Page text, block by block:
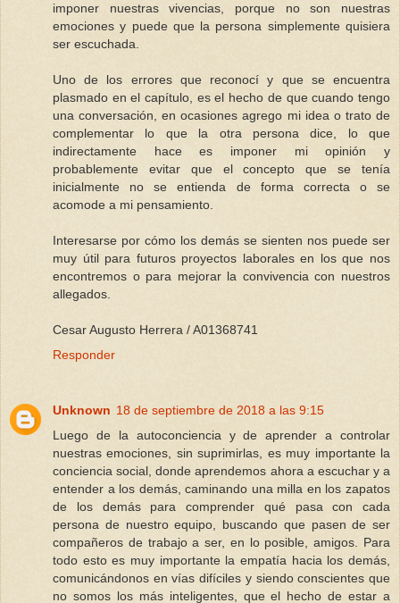
imponer nuestras vivencias, porque no son nuestras
emociones y puede que la persona simplemente quisiera
ser escuchada.
Uno de los errores que reconocí y que se encuentra
plasmado en el capítulo, es el hecho de que cuando tengo
una conversación, en ocasiones agrego mi idea o trato de
complementar lo que la otra persona dice, lo que
indirectamente hace es imponer mi opinión y
probablemente evitar que el concepto que se tenía
inicialmente no se entienda de forma correcta o se
acomode a mi pensamiento.
Interesarse por cómo los demás se sienten nos puede ser
muy útil para futuros proyectos laborales en los que nos
encontremos o para mejorar la convivencia con nuestros
allegados.
Cesar Augusto Herrera / A01368741
Responder
Unknown 18 de septiembre de 2018 a las 9:15
Luego de la autoconciencia y de aprender a controlar
nuestras emociones, sin suprimirlas, es muy importante la
conciencia social, donde aprendemos ahora a escuchar y a
entender a los demás, caminando una milla en los zapatos
de los demás para comprender qué pasa con cada
persona de nuestro equipo, buscando que pasen de ser
compañeros de trabajo a ser, en lo posible, amigos. Para
todo esto es muy importante la empatía hacia los demás,
comunicándonos en vías difíciles y siendo conscientes que
no somos los más inteligentes, que el hecho de estar a